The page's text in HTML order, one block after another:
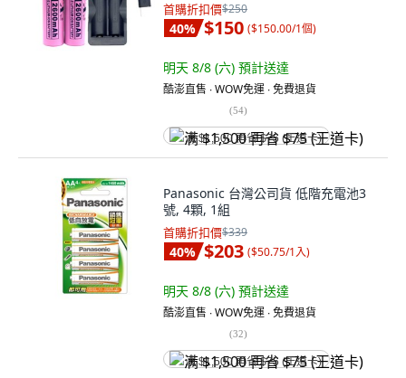
首購折扣價$250
40% $150 ($150.00/1個)
明天 8/8 (六) 預計送達
酷澎直售 ∙ WOW免運 ∙ 免費退貨
(54)
满 $1,500 再省 $75 (王道卡)
Panasonic 台灣公司貨 低階充電池3
號, 4顆, 1組
首購折扣價$339
40% $203 ($50.75/1入)
明天 8/8 (六) 預計送達
酷澎直售 ∙ WOW免運 ∙ 免費退貨
(32)
满 $1,500 再省 $75 (王道卡)